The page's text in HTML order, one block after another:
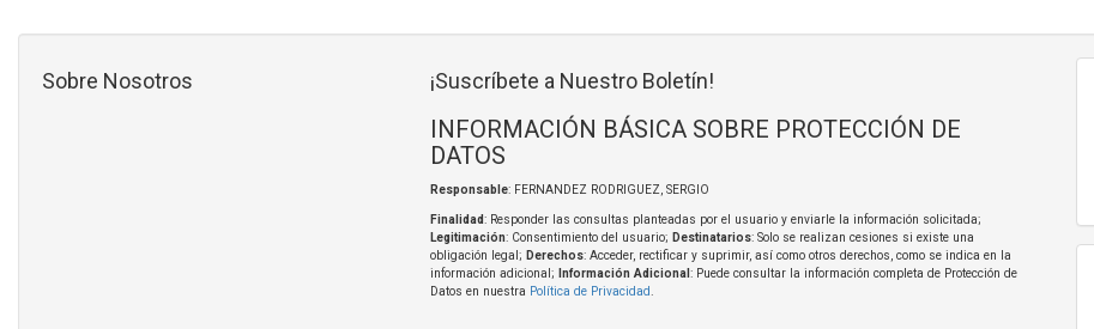
Sobre Nosotros ¡Suscríbete a Nuestro Boletín!
INFORMACIÓN BÁSICA SOBRE PROTECCIÓN DE
DATOS
Responsable: FERNANDEZ RODRIGUEZ, SERGIO
Finalidad: Responder las consultas planteadas por el usuario y enviarle la información solicitada;
Legitimación: Consentimiento del usuario; Destinatarios: Solo se realizan cesiones si existe una
obligación legal; Derechos: Acceder, rectificar y suprimir, así como otros derechos, como se indica en la
información adicional;
Información Adicional : Puede consultar la información completa de Protección de
Datos en nuestra Política de Privacidad.